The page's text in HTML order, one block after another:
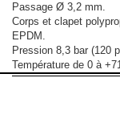
Passage Ø 3,2 mm.
Corps et clapet
EPDM.
Pression 8,3 bar (120
Température de 0 à